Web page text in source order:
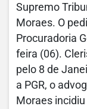
Supremo
Moraes. O
Procuradoria
feira (06).
pelo 8 de
a PGR, o
Moraes